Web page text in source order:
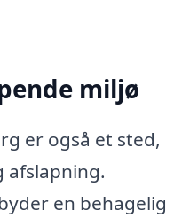
miljø
er også et sted,
afslapning.
en behagelig